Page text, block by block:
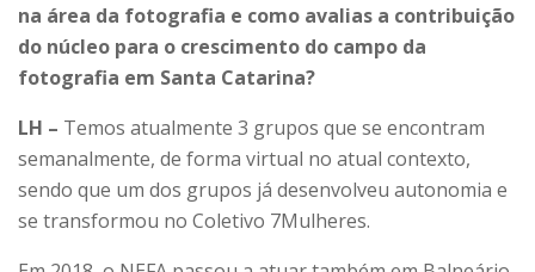
na área da fotografia e como avalias a contribuição
do núcleo para o crescimento do campo da
fotografia em Santa Catarina?
LH – Temos atualmente 3 grupos que se encontram
semanalmente, de forma virtual no atual contexto,
sendo que um dos grupos já desenvolveu autonomia e
se transformou no Coletivo 7Mulheres.